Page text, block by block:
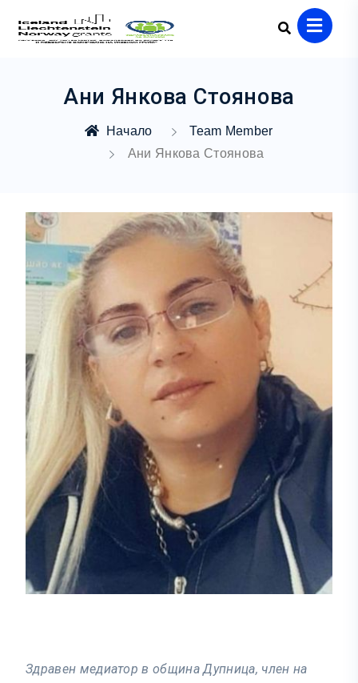
Ани Янкова Стоянова
Начало
Team Member
Ани Янкова Стоянова
Здравен медиатор в община Дупница, член на